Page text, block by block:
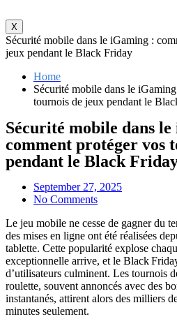
X
Sécurité mobile dans le iGaming :
jeux pendant le Black Friday
Home
Sécurité mobile dans le
tournois de jeux pendant le
Sécurité mobile dans
comment protéger vos
pendant le Black
September 27, 2025
No Comments
Le jeu mobile ne cesse de gagner du
des mises en ligne ont été réalisées
tablette. Cette popularité explose
exceptionnelle arrive, et le Black
d’utilisateurs culminent. Les tournois
roulette, souvent annoncés avec des
instantanés, attirent alors des milliers
minutes seulement.